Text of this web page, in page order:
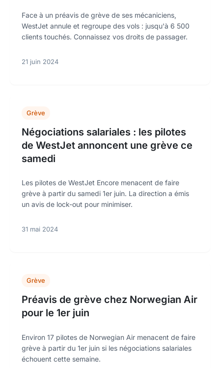
Face à un préavis de grève de ses mécaniciens,
WestJet annule et regroupe des vols : jusqu'à 6 500
clients touchés. Connaissez vos droits de passager.
21 juin 2024
Grève
Négociations salariales : les pilotes
de WestJet annoncent une grève ce
samedi
Les pilotes de WestJet Encore menacent de faire
grève à partir du samedi 1er juin. La direction a émis
un avis de lock-out pour minimiser.
31 mai 2024
Grève
Préavis de grève chez Norwegian Air
pour le 1er juin
Environ 17 pilotes de Norwegian Air menacent de faire
grève à partir du 1er juin si les négociations salariales
échouent cette semaine.